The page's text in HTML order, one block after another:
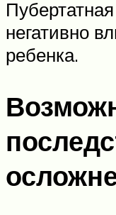
негативно
ребенка.